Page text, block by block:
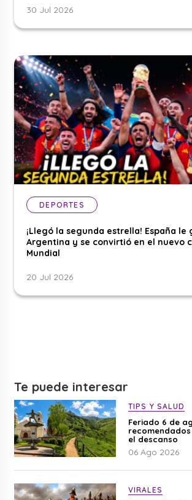
30 Jul 2026
DEPORTES
¡Llegó la segunda estrella! España le
Argentina y se convirtió en el nuevo
Mundial
20 Jul 2026
Te puede interesar
TIPS Y SALUD
Feriado 6 de
el descanso
06 Ago 2026
VIRALES